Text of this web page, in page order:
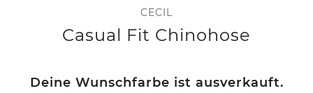
CECIL
Casual Fit Chinohose
Deine Wunschfarbe ist ausverkauft.